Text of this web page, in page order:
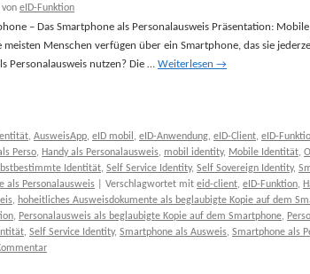
von eID-Funktion
– Das Smartphone als Personalausweis Präsentation:
Menschen verfügen über ein Smartphone, das sie
Personalausweis nutzen? Die … Weiterlesen →
, AusweisApp, eID mobil , eID-Anwendung, eID-Client, eID-
Perso, Handy als Personalausweis, mobil identity, Mobile Identität,
Identität, Self Service Identity, Self Sovereign Identity,
als Personalausweis Verschlagwortet mit eid-client, eID-Funktion,
, hoheitliches Ausweisdokumente als beglaubigte Kopie auf dem
, Personalausweis als beglaubigte Kopie auf dem Smartphone,
, Self Service Identity, Smartphone als Ausweis, Smartphone als